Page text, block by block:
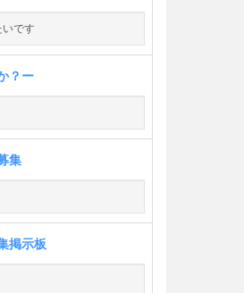
です
？ー
集
掲示板